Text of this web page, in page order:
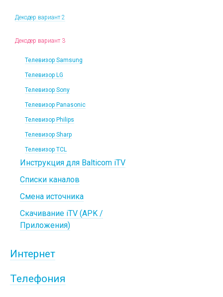
Декодер вариант 2
Декодер вариант 3
Телевизор Samsung
Телевизор LG
Телевизор Sony
Телевизор Panasonic
Телевизор Philips
Телевизор Sharp
Телевизор TCL
Инструкция для Balticom iTV
Списки каналов
Смена источника
Скачивание iTV (APK /
Приложения)
Интернет
Телефония